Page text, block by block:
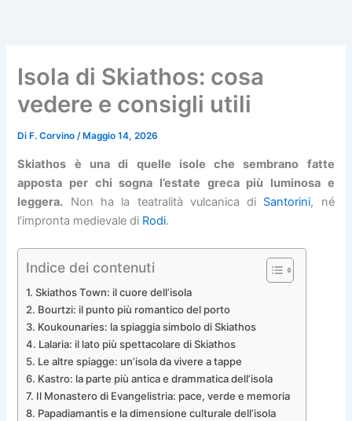
Isola di Skiathos: cosa
vedere e consigli utili
Di F. Corvino/ Maggio 14, 2026
Skiathos è una di quelle isole che sembrano fatte
apposta per chi sogna l’estate greca più luminosa e
leggera. Non ha la teatralità vulcanica di Santorini, né
l’impronta medievale di Rodi.
Indice dei contenuti
Skiathos Town: il cuore dell’isola
Bourtzi: il punto più romantico del porto
Koukounaries: la spiaggia simbolo di Skiathos
Lalaria: il lato più spettacolare di Skiathos
Le altre spiagge: un’isola da vivere a tappe
Kastro: la parte più antica e drammatica dell’isola
Il Monastero di Evangelistria: pace, verde e memoria
Papadiamantis e la dimensione culturale dell’isola